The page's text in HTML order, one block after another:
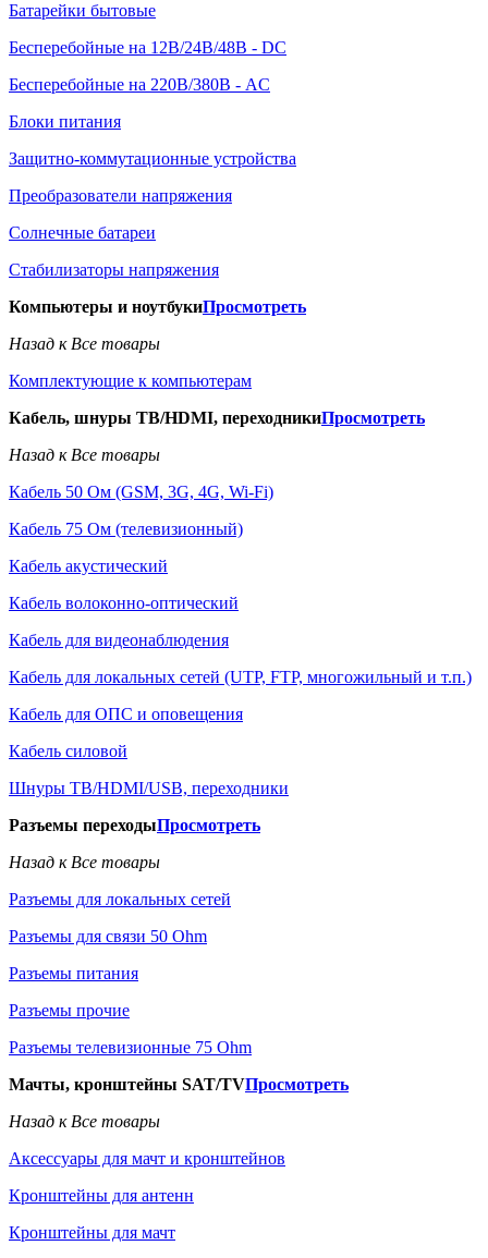
Батарейки бытовые
Бесперебойные на 12В/24В/48В - DC
Бесперебойные на 220В/380В - AC
Блоки питания
Защитно-коммутационные устройства
Преобразователи напряжения
Солнечные батареи
Стабилизаторы напряжения
Компьютеры и ноутбукиПросмотреть
Назад к Все товары
Комплектующие к компьютерам
Кабель, шнуры ТВ/HDMI, переходникиПросмотреть
Назад к Все товары
Кабель 50 Ом (GSM, 3G, 4G, Wi-Fi)
Кабель 75 Ом (телевизионный)
Кабель акустический
Кабель волоконно-оптический
Кабель для видеонаблюдения
Кабель для локальных сетей (UTP, FTP, многожильный и т.п.)
Кабель для ОПС и оповещения
Кабель силовой
Шнуры ТВ/HDMI/USB, переходники
Разъемы переходыПросмотреть
Назад к Все товары
Разъемы для локальных сетей
Разъемы для связи 50 Ohm
Разъемы питания
Разъемы прочие
Разъемы телевизионные 75 Ohm
Мачты, кронштейны SAT/TVПросмотреть
Назад к Все товары
Аксессуары для мачт и кронштейнов
Кронштейны для антенн
Кронштейны для мачт